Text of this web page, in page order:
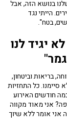
בנושא הזה, אבל
הייתי נגד
בטח".
יגיד לנו
בריאות וביטחון,
סיימנו. כל התחזיות
חודשים האירוע
אני מאוד מקווה
אני אומר ללא שיוך